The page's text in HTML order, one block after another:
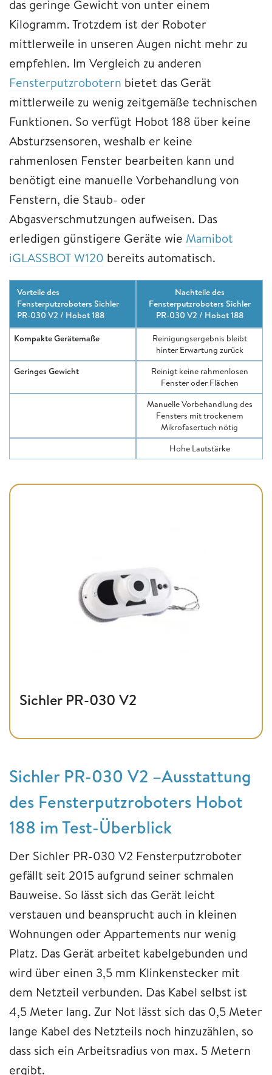
das geringe Gewicht von unter einem
Kilogramm. Trotzdem ist der Roboter
mittlerweile in unseren Augen nicht mehr zu
empfehlen. Im Vergleich zu anderen
Fensterputzrobotern bietet das Gerät
mittlerweile zu wenig zeitgemäße technischen
Funktionen. So verfügt Hobot 188 über keine
Absturzsensoren, weshalb er keine
rahmenlosen Fenster bearbeiten kann und
benötigt eine manuelle Vorbehandlung von
Fenstern, die Staub- oder
Abgasverschmutzungen aufweisen. Das
erledigen günstigere Geräte wie Mamibot
iGLASSBOT W120 bereits automatisch.
Vorteile des
Fensterputzroboters Sichler
PR-030 V2 / Hobot 188
Nachteile des
Fensterputzroboters Sichler
PR-030 V2 / Hobot 188
Kompakte Gerätemaße
Reinigungsergebnis bleibt
hinter Erwartung zurück
Geringes Gewicht
Reinigt keine rahmenlosen
Fenster oder Flächen
Manuelle Vorbehandlung des
Fensters mit trockenem
Mikrofasertuch nötig
Hohe Lautstärke
Sichler PR-030 V2
Sichler PR-030 V2 –Ausstattung
des Fensterputzroboters Hobot
188 im Test-Überblick
Der Sichler PR-030 V2 Fensterputzroboter
gefällt seit 2015 aufgrund seiner schmalen
Bauweise. So lässt sich das Gerät leicht
verstauen und beansprucht auch in kleinen
Wohnungen oder Appartements nur wenig
Platz. Das Gerät arbeitet kabelgebunden und
wird über einen 3,5 mm Klinkenstecker mit
dem Netzteil verbunden. Das Kabel selbst ist
4,5 Meter lang. Zur Not lässt sich das 0,5 Meter
lange Kabel des Netzteils noch hinzuzählen, so
dass sich ein Arbeitsradius von max. 5 Metern
ergibt.